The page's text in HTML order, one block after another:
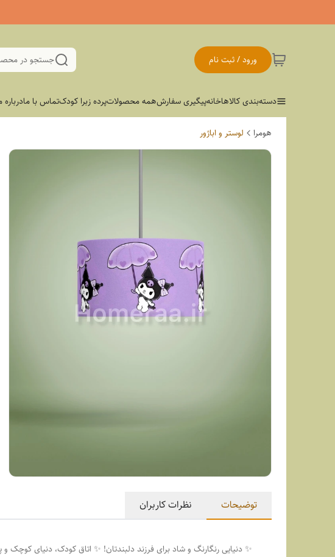
ورود / ثبت نام جستجو در
دسته‌بندی کالاهاخانهپیگیری سفارشهمه محصولاتپرده زبرا کودکتماس با مادرباره
هومرا لوستر و اباژور
توضیحات نظرات کاربران
✨ دنیایی رنگارنگ و شاد برای فرزند دلبندتان! ✨ اتاق کودک، دنیای